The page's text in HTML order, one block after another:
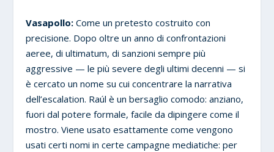
Vasapollo: Come un pretesto costruito con
precisione. Dopo oltre un anno di confrontazioni
aeree, di ultimatum, di sanzioni sempre più
aggressive — le più severe degli ultimi decenni — si
è cercato un nome su cui concentrare la narrativa
dell’escalation. Raúl è un bersaglio comodo: anziano,
fuori dal potere formale, facile da dipingere come il
mostro. Viene usato esattamente come vengono
usati certi nomi in certe campagne mediatiche: per